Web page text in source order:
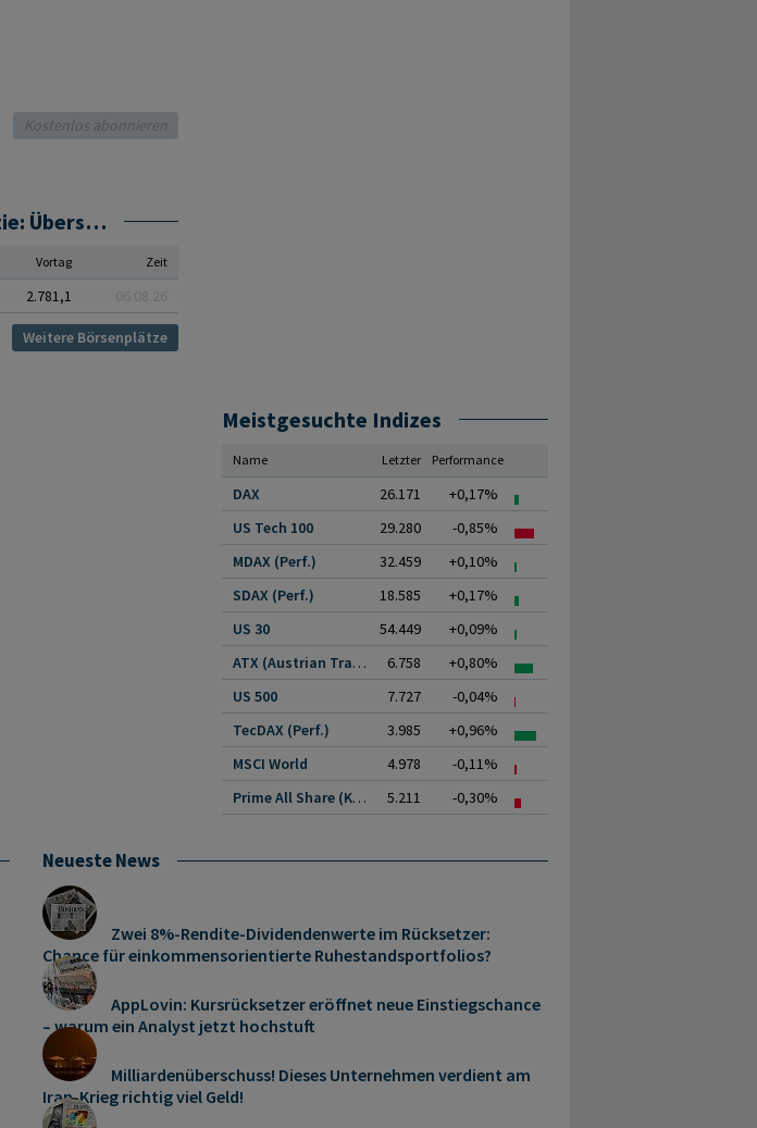
STOXX Total Market Basic Materials Return EUR Aktie: Übersicht Handelsplätze
Vortag Zeit
2.781,1
Weitere Börsenplätze
Meistgesuchte Indizes
Name Letzter Performance
DAX 26.171
+0,17%
US Tech 100
29.280
-0,85%
MDAX (Perf.)
32.459
+0,10%
SDAX (Perf.)
18.585
+0,17%
US 30
54.449
+0,09%
ATX (Austrian Traded.
6.758
+0,80%
US 500
7.727
-0,04%
TecDAX (Perf.)
3.985
+0,96%
MSCI World
4.978
-0,11%
Prime All Share (Kurs)
5.211 -0,30%
Neueste News
Zwei 8%-Rendite-Dividendenwerte im Rücksetzer:
Chance für einkommensorientierte Ruhestandsportfolios?
AppLovin: Kursrücksetzer eröffnet neue Einstiegschance
– warum ein Analyst jetzt hochstuft
Milliardenüberschuss! Dieses Unternehmen verdient am
Iran-Krieg richtig viel Geld!